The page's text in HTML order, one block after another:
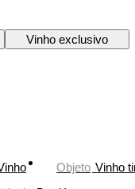
Vinho exclusivo
Objeto Vinho